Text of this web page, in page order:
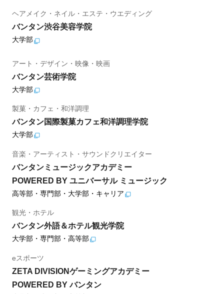
ヘアメイク・ネイル・エステ・ウエディング
バンタン渋谷美容学院
大学部
アート・デザイン・映像・映画
バンタン芸術学院
大学部
製菓・カフェ・和洋調理
バンタン国際製菓カフェ和洋調理学院
大学部
音楽・アーティスト・サウンドクリエイター
バンタンミュージックアカデミー
POWERED BY ユニバーサル ミュージック
高等部・専門部・大学部・キャリア
観光・ホテル
バンタン外語＆ホテル観光学院
大学部・専門部・高等部
eスポーツ
ZETA DIVISIONゲーミングアカデミー
POWERED BY バンタン